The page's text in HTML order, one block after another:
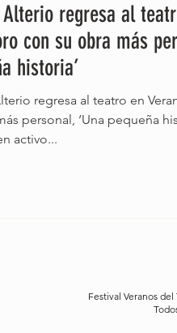
regresa al
con su obra más
historia’
regresa al teatro en
personal, ‘Una pequeña
activo...
Festival Veranos del